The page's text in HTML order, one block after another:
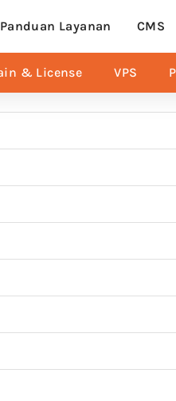
Panduan Layanan CMS
& License VPS